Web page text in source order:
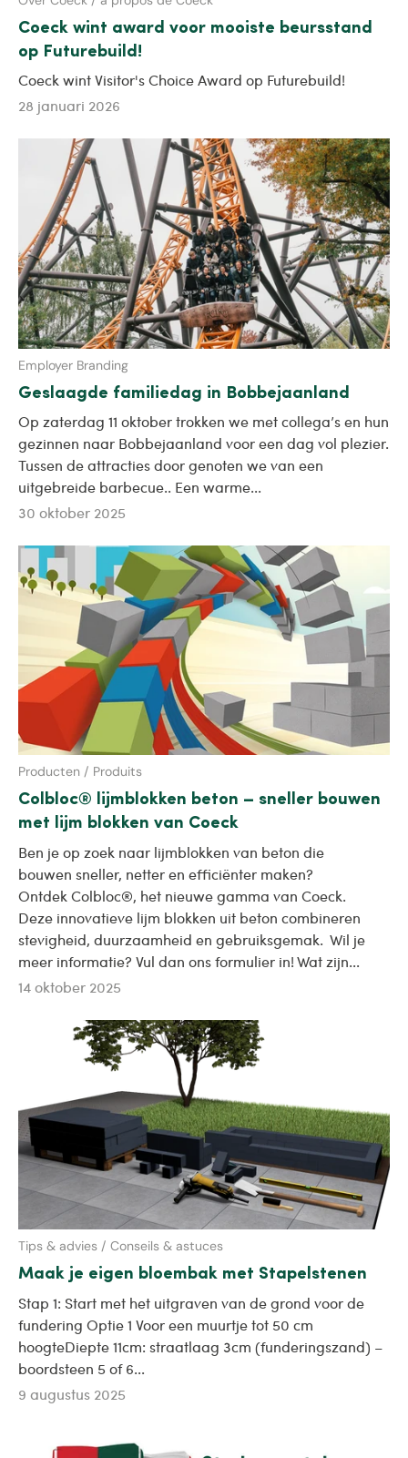
Coeck wint award voor mooiste beursstand
op Futurebuild!
Coeck wint Visitor's Choice Award op Futurebuild!
28 januari 2026
Employer Branding
Geslaagde familiedag in Bobbejaanland
Op zaterdag 11 oktober trokken we met collega’s en hun
gezinnen naar Bobbejaanland voor een dag vol plezier.
Tussen de attracties door genoten we van een
uitgebreide barbecue.. Een warme...
30 oktober 2025
Producten / Produits
Colbloc® lijmblokken beton – sneller bouwen
met lijm blokken van Coeck
Ben je op zoek naar lijmblokken van beton die
bouwen sneller, netter en efficiënter maken?
Ontdek Colbloc®, het nieuwe gamma van Coeck.
Deze innovatieve lijm blokken uit beton combineren
stevigheid, duurzaamheid en gebruiksgemak. Wil je
meer informatie? Vul dan ons formulier in! Wat zijn...
14 oktober 2025
Tips & advies / Conseils & astuces
Maak je eigen bloembak met Stapelstenen
Stap 1: Start met het uitgraven van de grond voor de
fundering Optie 1 Voor een muurtje tot 50 cm
hoogteDiepte 11cm: straatlaag 3cm (funderingszand) –
boordsteen 5 of 6...
9 augustus 2025